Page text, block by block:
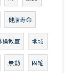
健康寿命
操教室 地域
無動 固縮